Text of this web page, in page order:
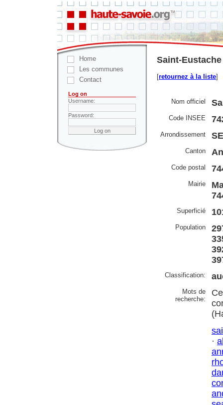
Home
Les communes
Contact
Log on
Username:
Password:
Saint-
[retournez à la liste]
Nom officiel
Code INSEE
Arrondissement
Canton
Code postal
Mairie
Superficié
Population
Classification:
Mots de
recherche:
·